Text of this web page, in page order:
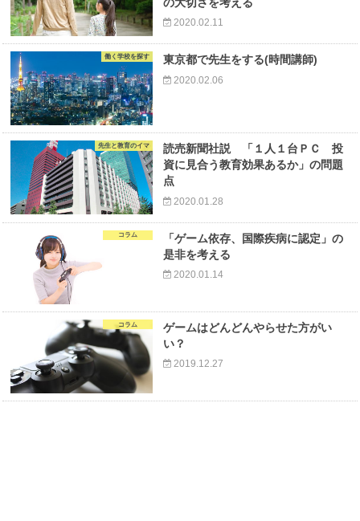
2020.02.11
働く学校を探す 東京都で先生をする(時間講師)
2020.02.06
先生と教育のイマ
読売新聞社説 「１人１台ＰＣ 投
資に見合う教育効果あるか」の問題
点
2020.01.28
コラム
「ゲーム依存、国際疾病に認定」の
是非を考える
2020.01.14
コラム
ゲームはどんどんやらせた方がい
い？
2019.12.27